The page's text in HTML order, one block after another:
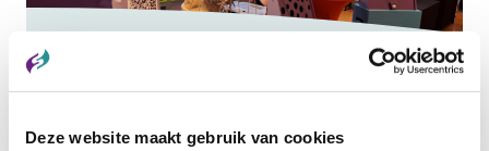
Deze website maakt gebruik van cookies
Stage- en Banenfestival in het
VSO, PRO en Entreeonderwijs